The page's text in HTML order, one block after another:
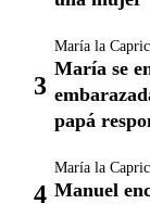
María la
María se
papá
María la
Manuel